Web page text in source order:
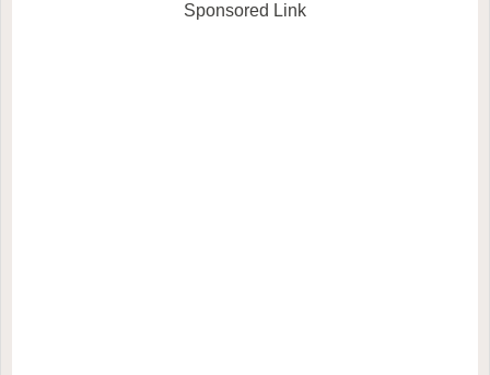
Sponsored Link